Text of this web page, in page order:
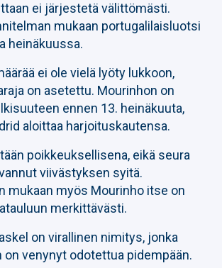
ei järjestetä välittömästi.
mukaan portugalilaisluotsi
heinäkuussa.
ei ole vielä lyöty lukkoon,
on asetettu. Mourinhon on
ennen 13. heinäkuuta,
aloittaa harjoituskautensa.
poikkeuksellisena, eikä seura
viivästyksen syitä.
mukaan myös Mourinho itse on
merkittävästi.
on virallinen nimitys, jonka
venynyt odotettua pidempään.